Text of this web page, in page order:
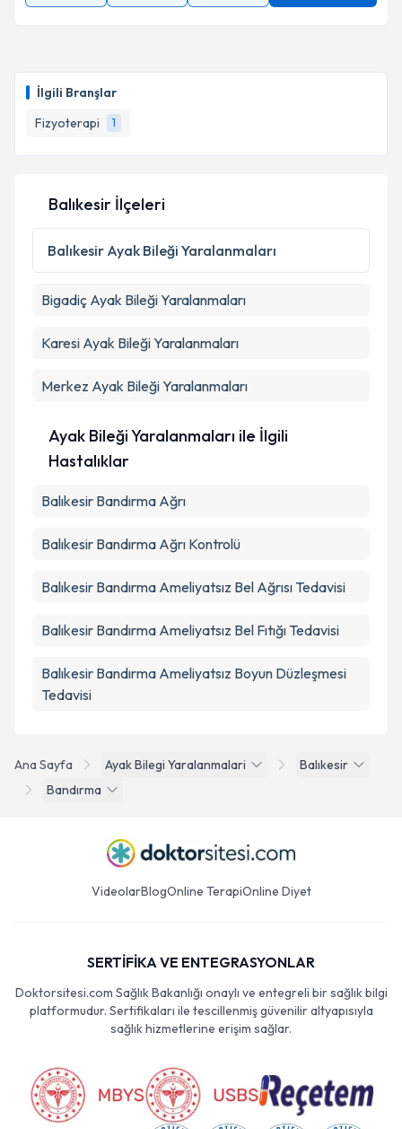
İlgili Branşlar
Fizyoterapi
1
Ana Sayfa Ayak Bilegi Yaralanmalari
Balıkesir
Bandırma
Balıkesir İlçeleri
Balıkesir Ayak Bileği Yaralanmaları
Bigadiç Ayak Bileği Yaralanmaları
Karesi Ayak Bileği Yaralanmaları
Merkez Ayak Bileği Yaralanmaları
Ayak Bileği Yaralanmaları ile İlgili
Hastalıklar
Balıkesir Bandırma Ağrı
Balıkesir Bandırma Ağrı Kontrolü
Balıkesir Bandırma Ameliyatsız Bel Ağrısı Tedavisi
Balıkesir Bandırma Ameliyatsız Bel Fıtığı Tedavisi
Balıkesir Bandırma Ameliyatsız Boyun Düzleşmesi
Tedavisi
VideolarBlogOnline TerapiOnline Diyet
SERTİFİKA VE ENTEGRASYONLAR
Doktorsitesi.com Sağlık Bakanlığı onaylı ve entegreli bir sağlık bilgi
platformudur. Sertifikaları ile tescillenmiş güvenilir altyapısıyla
sağlık hizmetlerine erişim sağlar.